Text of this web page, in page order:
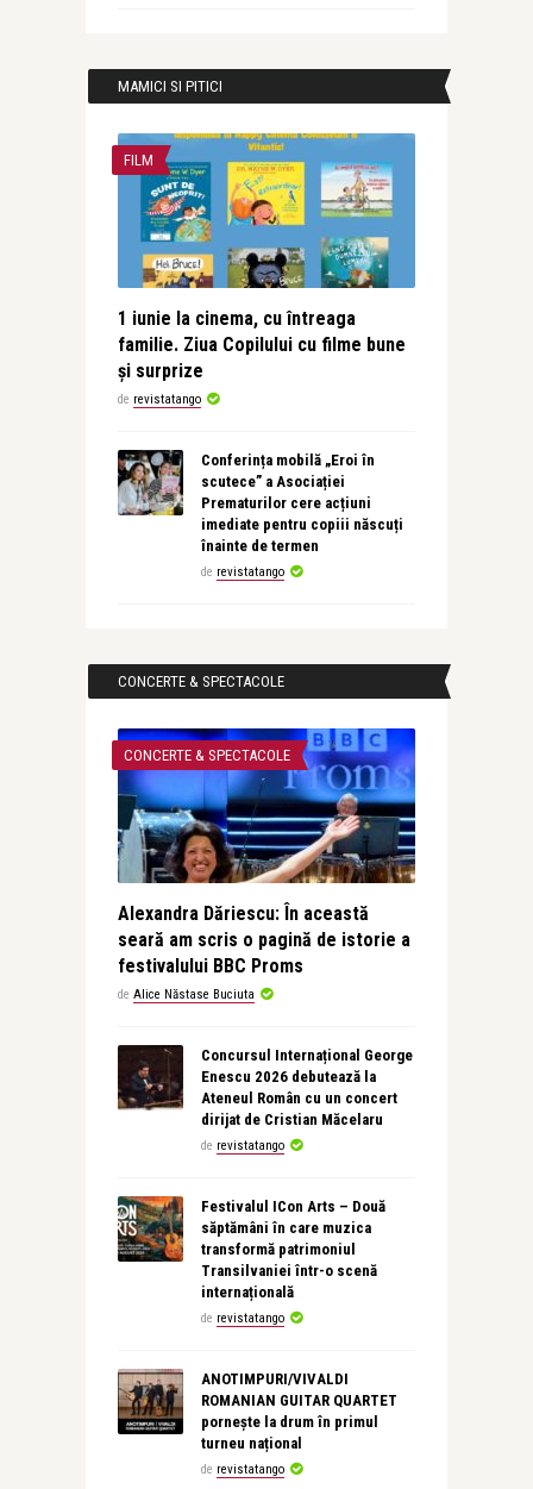
MAMICI SI PITICI
FILM
1 iunie la cinema, cu întreaga
familie. Ziua Copilului cu filme bune
și surprize
de revistatango
Conferința mobilă „Eroi în
scutece” a Asociației
Prematurilor cere acțiuni
imediate pentru copiii născuți
înainte de termen
de revistatango
CONCERTE & SPECTACOLE
CONCERTE & SPECTACOLE
Alexandra Dăriescu: În această
seară am scris o pagină de istorie a
festivalului BBC Proms
de Alice Năstase Buciuta
Concursul Internațional George
Enescu 2026 debutează la
Ateneul Român cu un concert
dirijat de Cristian Măcelaru
de revistatango
Festivalul ICon Arts – Două
săptămâni în care muzica
transformă patrimoniul
Transilvaniei într-o scenă
internațională
de revistatango
ANOTIMPURI/VIVALDI
ROMANIAN GUITAR QUARTET
pornește la drum în primul
turneu național
de revistatango